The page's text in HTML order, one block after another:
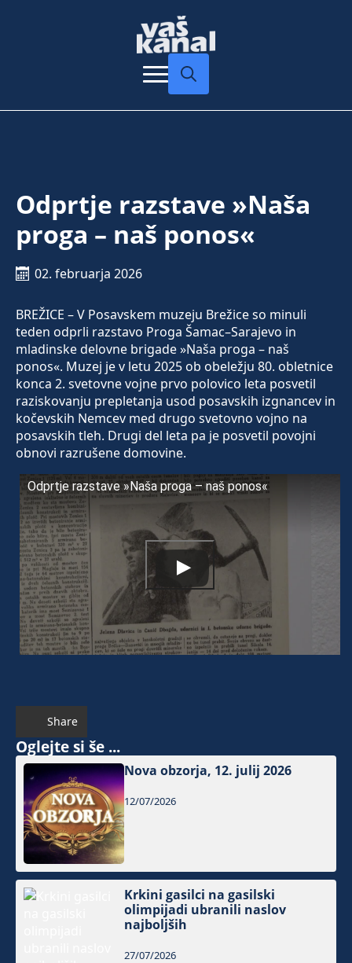
Odprtje razstave »Naša
proga – naš ponos«
02. februarja 2026
BREŽICE – V Posavskem muzeju Brežice so minuli
teden odprli razstavo Proga Šamac–Sarajevo in
mladinske delovne brigade »Naša proga – naš
ponos«. Muzej je v letu 2025 ob obeležju 80. obletnice
konca 2. svetovne vojne prvo polovico leta posvetil
raziskovanju prepletanja usod posavskih izgnancev in
kočevskih Nemcev med drugo svetovno vojno na
posavskih tleh. Drugi del leta pa je posvetil povojni
obnovi razrušene domovine.
Odprtje razstave »Naša proga – naš ponos«
Share
Oglejte si še ...
Nova obzorja, 12. julij 2026
12/07/2026
Krkini gasilci na gasilski
olimpijadi ubranili naslov
najboljših
27/07/2026